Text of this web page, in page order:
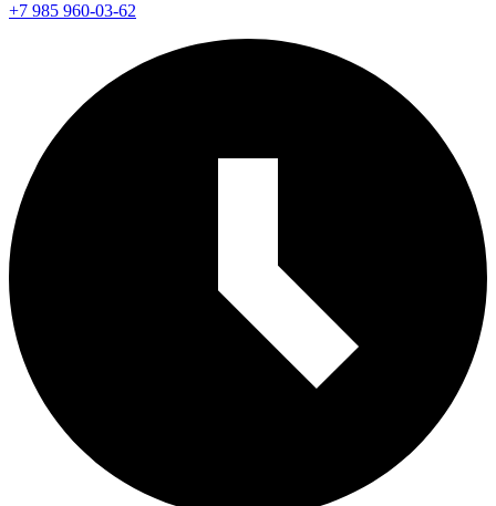
+7 985 960-03-62